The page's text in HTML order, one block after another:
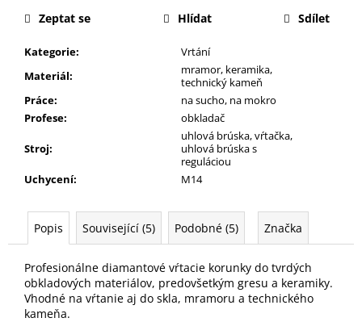
Kategorie:
Vrtání
Materiál:
mramor, keramika,
technický kameň
Práce:
na sucho, na mokro
Profese: obkladač
Stroj:
uhlová brúska, vŕtačka,
uhlová brúska s
reguláciou
Uchycení: M14
Zeptat se Hlídat Sdílet
Popis Související (5) Podobné (5) Značka
Profesionálne diamantové vŕtacie korunky do tvrdých
obkladových materiálov, predovšetkým gresu a keramiky.
Vhodné na vŕtanie aj do skla, mramoru a technického
kameňa.